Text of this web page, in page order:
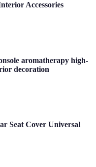
Accessories
aromatherapy high-
decoration
Seat Cover Universal